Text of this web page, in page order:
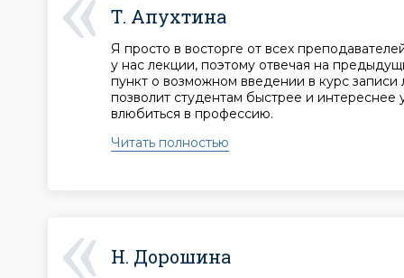
Т. Апухтина
Я просто в восторге от всех
у нас лекции, поэтому отвечая на
пункт о возможном введении в курс записи
позволит студентам быстрее и интереснее
влюбиться в профессию.
Читать полностью
Н. Дорошина